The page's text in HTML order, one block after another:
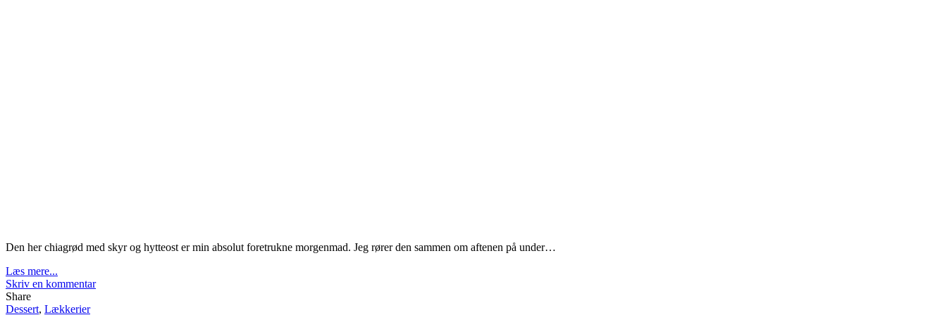
Den her chiagrød med skyr og hytteost er min absolut foretrukne morgenmad. Jeg rører den sammen om aftenen på under…
Læs mere...
Skriv en kommentar
Share
Dessert, Lækkerier